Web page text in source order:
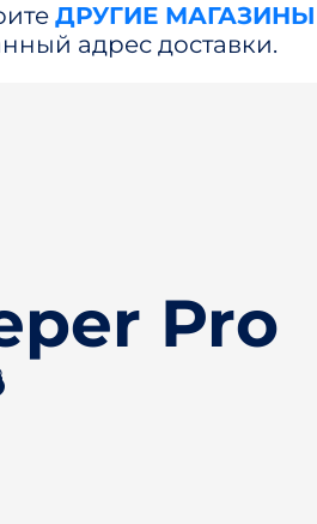
ДРУГИЕ МАГАЗИНЫ
адрес доставки.
Pro